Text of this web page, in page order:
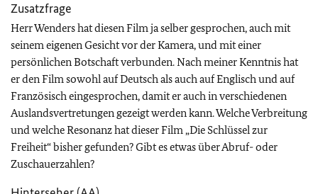
Zusatzfrage
Herr Wenders hat diesen Film ja selber gesprochen, auch mit
seinem eigenen Gesicht vor der Kamera, und mit einer
persönlichen Botschaft verbunden. Nach meiner Kenntnis hat
er den Film sowohl auf Deutsch als auch auf Englisch und auf
Französisch eingesprochen, damit er auch in verschiedenen
Auslandsvertretungen gezeigt werden kann. Welche Verbreitung
und welche Resonanz hat dieser Film „Die Schlüssel zur
Freiheit“ bisher gefunden? Gibt es etwas über Abruf- oder
Zuschauerzahlen?